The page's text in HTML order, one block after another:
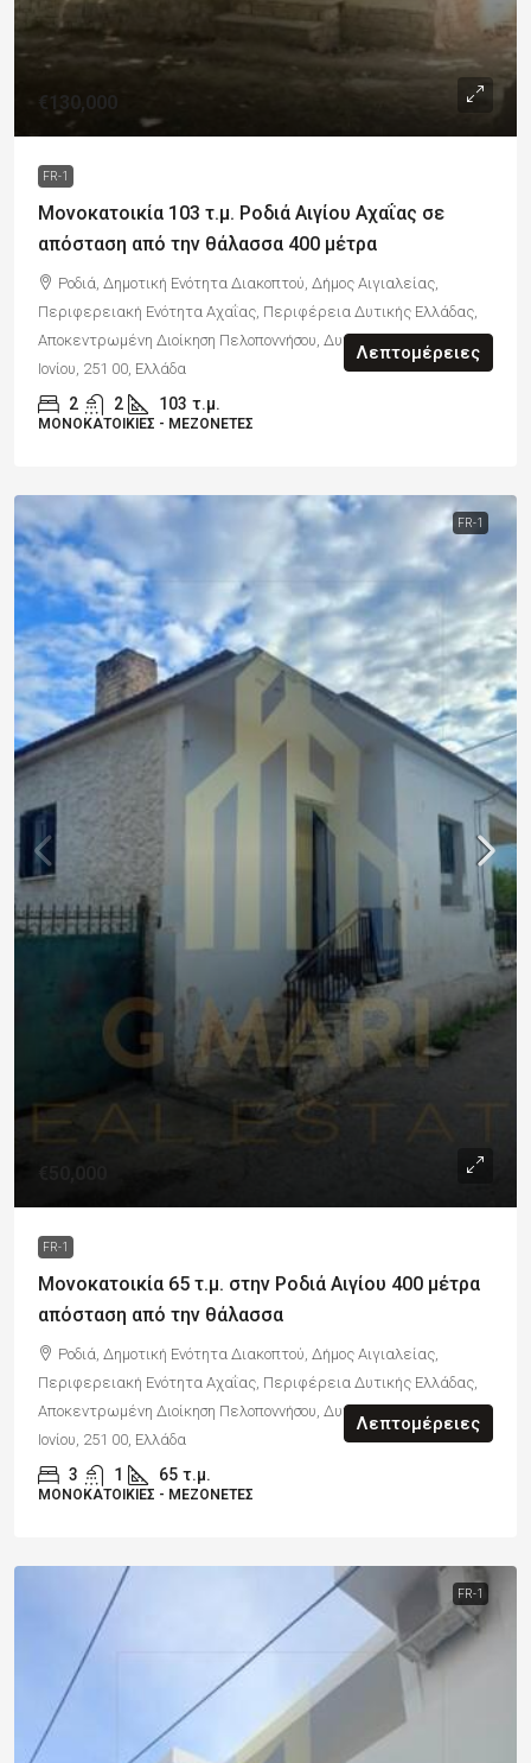
€130,000
FR-1
Μονοκατοικία 103 τ.μ. Ροδιά Αιγίου Αχαΐας σε
απόσταση από την θάλασσα 400 μέτρα
Ροδιά, Δημοτική Ενότητα Διακοπτού, Δήμος Αιγιαλείας,
Περιφερειακή Ενότητα Αχαΐας, Περιφέρεια Δυτικής Ελλάδας,
Αποκεντρωμένη Διοίκηση Πελοποννήσου, Δυτικής Ελλάδας και
Ιονίου, 251 00, Ελλάδα
2 2 103 τ.μ.
ΜΟΝΟΚΑΤΟΙΚΊΕΣ - ΜΕΖΟΝΈΤΕΣ
Λεπτομέρειες
FR-1
FR-1
Μονοκατοικία 65 τ.μ. στην Ροδιά Αιγίου 400 μέτρα
απόσταση από την θάλασσα
Ροδιά, Δημοτική Ενότητα Διακοπτού, Δήμος Αιγιαλείας,
Περιφερειακή Ενότητα Αχαΐας, Περιφέρεια Δυτικής Ελλάδας,
Αποκεντρωμένη Διοίκηση Πελοποννήσου, Δυτικής Ελλάδας και
Ιονίου, 251 00, Ελλάδα
3 1 65 τ.μ.
ΜΟΝΟΚΑΤΟΙΚΊΕΣ - ΜΕΖΟΝΈΤΕΣ
Λεπτομέρειες
FR-1